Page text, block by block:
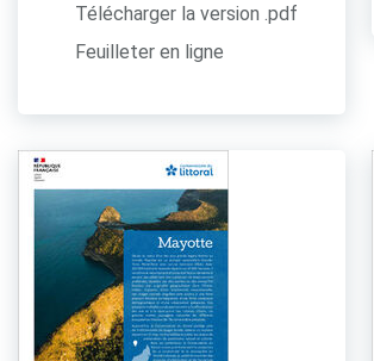
Télécharger la version .pdf
Feuilleter en ligne